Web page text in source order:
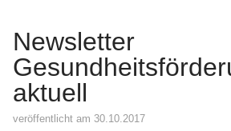
Newsletter
aktuell
veröffentlicht am 30.10.2017